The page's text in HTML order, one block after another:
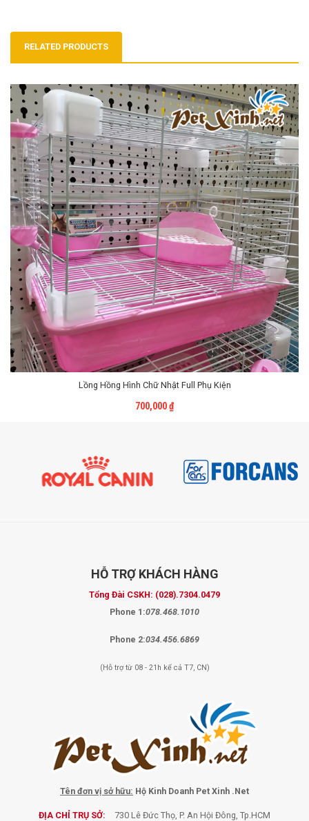
RELATED PRODUCTS
Lồng Hồng Hình Chữ Nhật Full Phụ Kiện
700,000₫
HỖ TRỢ KHÁCH HÀNG
Tổng Đài CSKH: (028).7304.0479
Phone 1:078.468.1010
Phone 2:034.456.6869
(Hỗ trợ từ 08 - 21h kể cả T7, CN)
Tên đơn vị sở hữu: Hộ Kinh Doanh Pet Xinh .Net
ĐỊA CHỈ TRỤ SỞ: 730 Lê Đức Thọ, P. An Hội Đông, Tp.HCM